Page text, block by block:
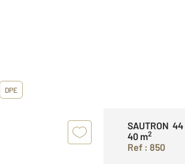
DPE
SAUTRON 44
40 m2
Ref : 850